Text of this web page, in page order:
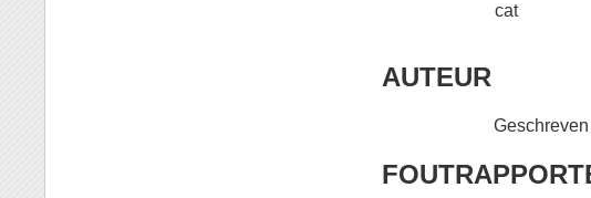
cat
AUTEUR